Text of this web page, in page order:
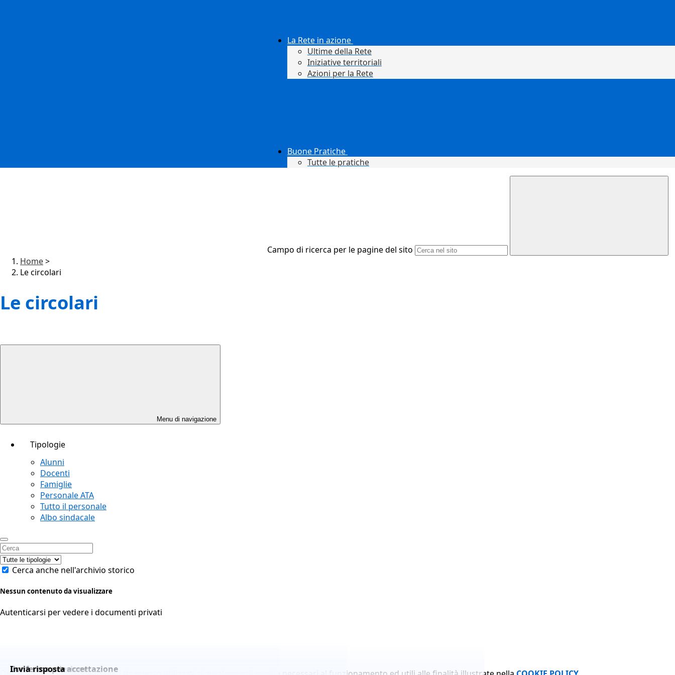
La Rete in azione
Ultime della Rete
Iniziative territoriali
Azioni per la Rete
Buone Pratiche
Tutte le pratiche
Campo di ricerca per le pagine del sito
Home>
Le circolari
Le circolari
Menu di navigazione
Tipologie
Alunni
Docenti
Famiglie
Personale ATA
Tutto il personale
Albo sindacale
Cerca anche nell'archivio storico
Nessun contenuto da visualizzare
Autenticarsi per vedere i documenti privati
Conferma adesione
Conferma per accettazione
Invia risposta